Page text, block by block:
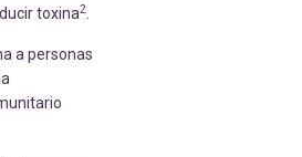
toxina2
a personas